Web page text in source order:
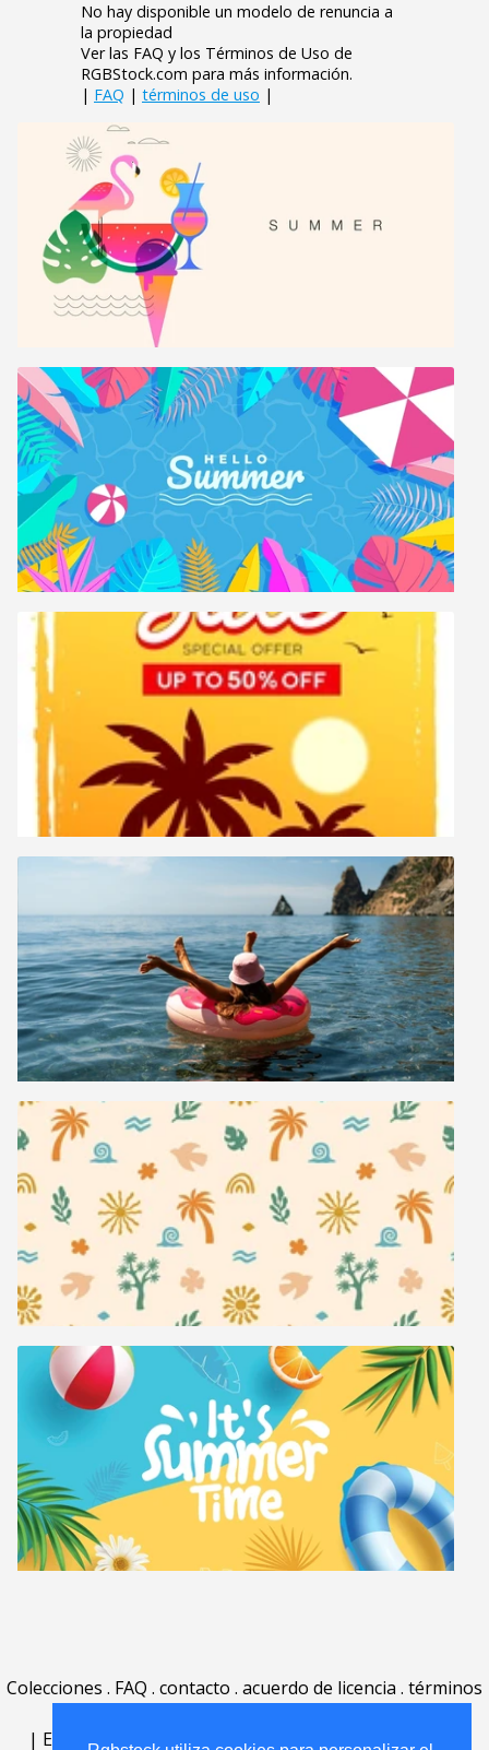
No hay disponible un modelo de renuncia a
la propiedad
Ver las FAQ y los Términos de Uso de
RGBStock.com para más información.
| FAQ | términos de uso |
Colecciones . FAQ . contacto . acuerdo de licencia . términos
| English | Deutsch| Español Português